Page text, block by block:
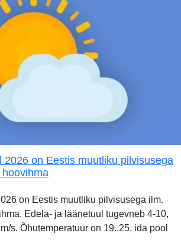
2026 on Eestis muutliku pilvisusega
on Eestis muutliku pilvisusega ilm.
Edela- ja läänetuul tugevneb 4-10,
s. Õhutemperatuur on 19..25, ida pool